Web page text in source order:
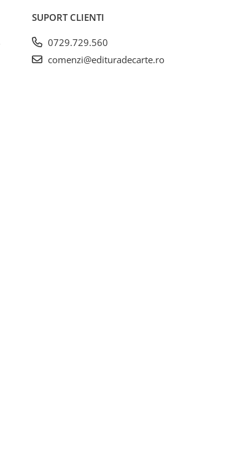
SUPORT CLIENTI
0729.729.560
comenzi@edituradecarte.ro